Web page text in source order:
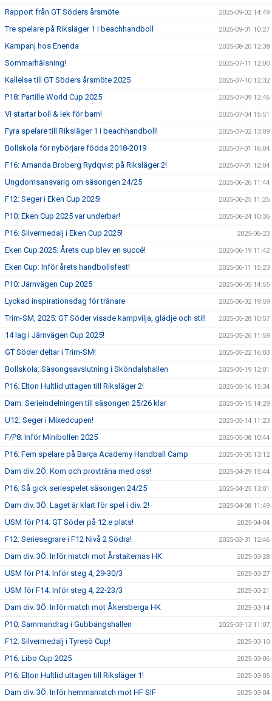
Rapport från GT Söders årsmöte 2025-09-02 14:49
Tre spelare på Riksläger 1 i beachhandboll 2025-09-01 10:27
Kampanj hos Enenda 2025-08-20 12:38
Sommarhälsning! 2025-07-11 12:00
Kallelse till GT Söders årsmöte 2025 2025-07-10 12:32
P18: Partille World Cup 2025 2025-07-09 12:46
Vi startar boll & lek för barn! 2025-07-04 15:51
Fyra spelare till Riksläger 1 i beachhandboll! 2025-07-02 13:09
Bollskola för nybörjare födda 2018-2019 2025-07-01 16:04
F16: Amanda Broberg Rydqvist på Riksläger 2! 2025-07-01 12:04
Ungdomsansvarig om säsongen 24/25 2025-06-26 11:44
F12: Seger i Eken Cup 2025! 2025-06-25 11:25
P10: Eken Cup 2025 var underbar! 2025-06-24 10:36
P16: Silvermedalj i Eken Cup 2025! 2025-06-23
Eken Cup 2025: Årets cup blev en succé! 2025-06-19 11:42
Eken Cup: Inför årets handbollsfest! 2025-06-11 15:23
P10: Järnvägen Cup 2025 2025-06-05 14:55
Lyckad inspirationsdag för tränare 2025-06-02 19:59
Trim-SM, 2025: GT Söder visade kampvilja, glädje och stil! 2025-05-28 10:57
14 lag i Järnvägen Cup 2025! 2025-05-26 11:59
GT Söder deltar i Trim-SM! 2025-05-22 16:03
Bollskola: Säsongsavslutning i Sköndalshallen 2025-05-19 12:01
P16: Elton Hultlid uttagen till Riksläger 2! 2025-05-16 15:34
Dam: Serieindelningen till säsongen 25/26 klar 2025-05-15 14:29
U12: Seger i Mixedcupen! 2025-05-14 11:23
F/P8: Inför Minibollen 2025 2025-05-08 10:44
P16: Fem spelare på Barça Academy Handball Camp 2025-05-05 13:12
Dam div. 2Ö: Kom och provträna med oss! 2025-04-29 15:44
P16: Så gick seriespelet säsongen 24/25 2025-04-25 13:01
Dam div. 3Ö: Laget är klart för spel i div. 2! 2025-04-08 11:49
USM för P14: GT Söder på 12:e plats! 2025-04-04
F12: Seriesegrare i F12 Nivå 2 Södra! 2025-03-31 12:46
Dam div. 3Ö: Inför match mot Årstaiternas HK 2025-03-28
USM för P14: Inför steg 4, 29-30/3 2025-03-27
USM för F14: Inför steg 4, 22-23/3 2025-03-21
Dam div. 3Ö: Inför match mot Åkersberga HK 2025-03-14
P10: Sammandrag i Gubbängshallen 2025-03-13 11:07
F12: Silvermedalj i Tyresö Cup! 2025-03-10
P16: Libo Cup 2025 2025-03-06
P16: Elton Hultlid uttagen till Riksläger 1! 2025-03-05
Dam div. 3Ö: Inför hemmamatch mot HF SIF 2025-03-04